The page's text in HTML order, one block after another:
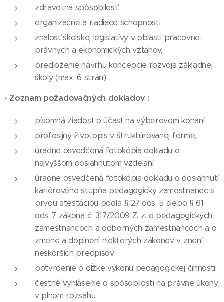
zdravotná spôsobilosť,
organizačné a riadiace schopnosti,
znalosť školskej legislatívy v oblasti pracovno-
právnych a ekonomických vzťahov,
predloženie návrhu koncepcie rozvoja základnej
školy (max. 6 strán).
· Zoznam požadovačných dokladov :
písomná žiadosť o účasť na výberovom konaní,
profesijný životopis v štruktúrovanej forme,
úradne osvedčená fotokópia dokladu o
najvyššom dosiahnutom vzdelaní,
úradne osvedčená fotokópia dokladu o dosiahnutí
kariérového stupňa pedagogický zamestnanec s
prvou atestáciou podľa § 27 ods. 5 alebo § 61
ods. 7 zákona č. 317/2009 Z. z. o pedagogických
zamestnancoch a odborných zamestnancoch a o
zmene a doplnení niektorých zákonov v znení
neskorších predpisov,
potvrdenie o dĺžke výkonu pedagogickej činnosti,
čestné vyhlásenie o spôsobilosti na právne úkony
v plnom rozsahu,